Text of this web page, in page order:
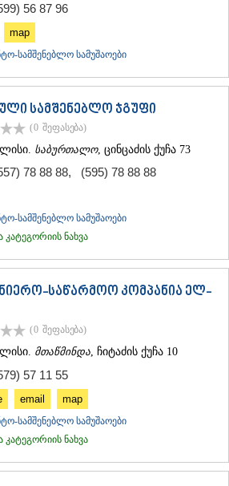
56 87 96
map
სამშენებლო სამუშაოები
სამშენებლო ჯგუფი
(0 შეფასება)
საბურთალო, ცინცაძის ქუჩა 73
78 88 88, (595) 78 88 88
სამშენებლო სამუშაოები
ნახვა
საწარმოო კომპანია ელ-
(0 შეფასება)
მთაწმინდა , ჩიტაძის ქუჩა 10
57 11 55
email map
სამშენებლო სამუშაოები
ნახვა